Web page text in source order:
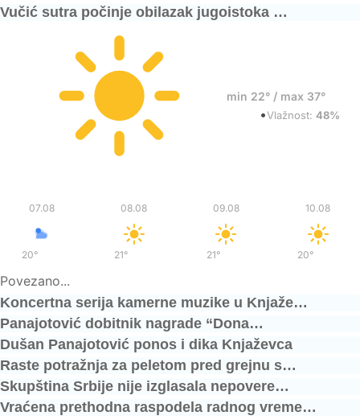
Vučić sutra počinje obilazak jugoistoka …
min 22° / max 37°
•Vlažnost:48%
07.08
20°/
08.08
21°
09.08
21°/
10.08
20°
Povezano...
Koncertna serija kamerne muzike u Knjaže…
Panajotović dobitnik nagrade “Dona…
Dušan Panajotović ponos i dika Knjaževca
Raste potražnja za peletom pred grejnu s…
Skupština Srbije nije izglasala nepovere…
Vraćena prethodna raspodela radnog vreme…